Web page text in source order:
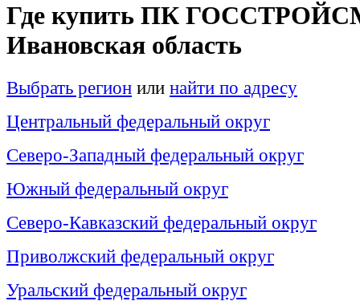
Где купить ПК
Ивановская область
Выбрать регион или найти по адресу
Центральный федеральный округ
Северо-Западный федеральный округ
Южный федеральный округ
Северо-Кавказский федеральный округ
Приволжский федеральный округ
Уральский федеральный округ